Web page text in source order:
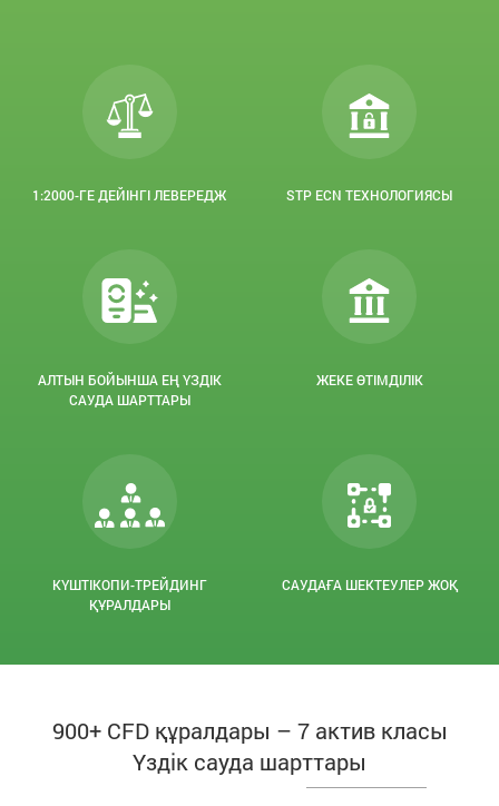
1:2000-ГЕ ДЕЙІНГІ ЛЕВЕРЕДЖ STP ECN ТЕХНОЛОГИЯСЫ
АЛТЫН БОЙЫНША ЕҢ ҮЗДІК
САУДА ШАРТТАРЫ
ЖЕКЕ ӨТІМДІЛІК
КҮШТІКОПИ-ТРЕЙДИНГ
ҚҰРАЛДАРЫ
САУДАҒА ШЕКТЕУЛЕР ЖОҚ
900+ CFD құралдары – 7 актив класы
Үздік сауда шарттары